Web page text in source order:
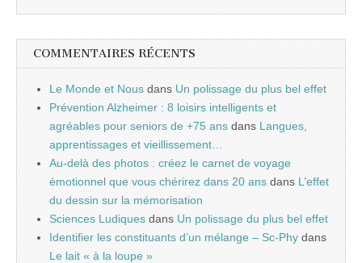
COMMENTAIRES RÉCENTS
Le Monde et Nous dans Un polissage du plus bel effet
Prévention Alzheimer : 8 loisirs intelligents et
agréables pour seniors de +75 ans dans Langues,
apprentissages et vieillissement…
Au-delà des photos : créez le carnet de voyage
émotionnel que vous chérirez dans 20 ans dans L’effet
du dessin sur la mémorisation
Sciences Ludiques dans Un polissage du plus bel effet
Identifier les constituants d’un mélange – Sc-Phy dans
Le lait « à la loupe »